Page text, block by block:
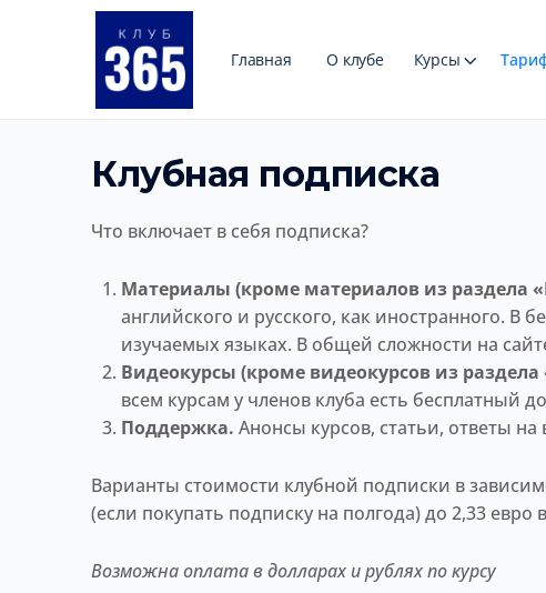
Главная О клубе Курсы
Клубная подписка
Что включает в себя подписка?
Материалы (кроме материалов из раздела
английского и русского, как иностранного. В
изучаемых языках. В общей сложности на
Видеокурсы (кроме видеокурсов из
всем курсам у членов клуба есть бесплатный
Поддержка. Анонсы курсов, статьи, ответы
Варианты стоимости клубной подписки в
(если покупать подписку на полгода) до 2,33
Возможна оплата в долларах и рублях по курсу